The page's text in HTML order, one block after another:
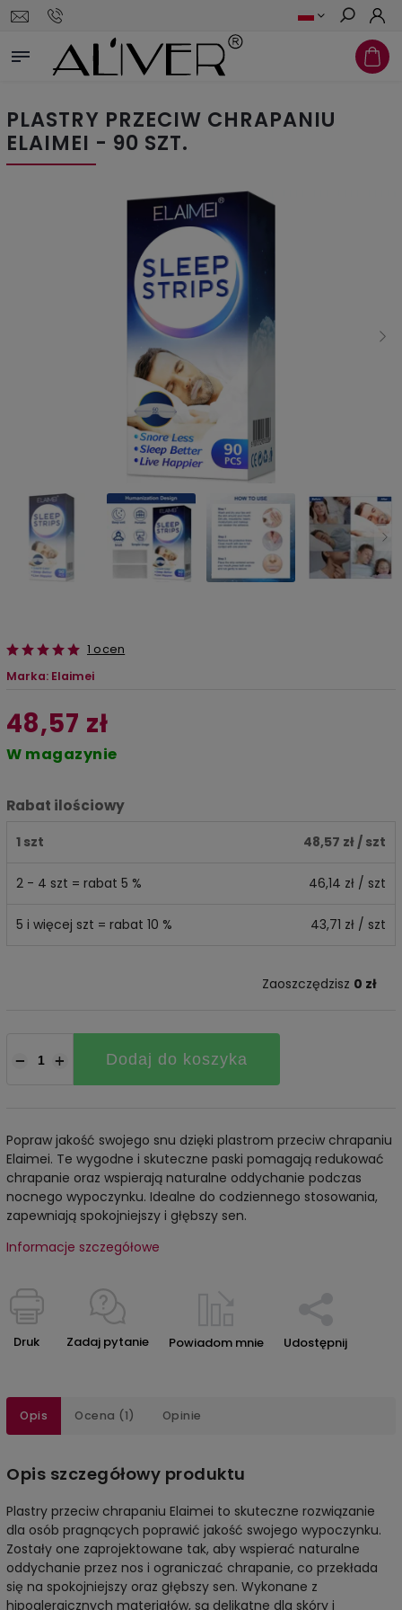
Szukaj
PLASTRY PRZECIW CHRAPANIU
ELAIMEI - 90 SZT.
1 ocen
Marka: Elaimei
48,57 zł
W magazynie
Rabat ilościowy
1 szt 48,57 zł / szt
2 - 4 szt = rabat 5 % 46,14 zł / szt
5 i więcej szt = rabat 10 % 43,71 zł / szt
Zaoszczędzisz 0 zł
+
− Dodaj do koszyka
Popraw jakość swojego snu dzięki plastrom przeciw chrapaniu
Elaimei. Te wygodne i skuteczne paski pomagają redukować
chrapanie oraz wspierają naturalne oddychanie podczas
nocnego wypoczynku. Idealne do codziennego stosowania,
zapewniają spokojniejszy i głębszy sen.
Informacje szczegółowe
Druk Zadaj pytanie Powiadom mnie Udostępnij
Opis Ocena (1) Opinie
Opis szczegółowy produktu
Plastry przeciw chrapaniu Elaimei to skuteczne rozwiązanie
dla osób pragnących poprawić jakość swojego wypoczynku.
Zostały one zaprojektowane tak, aby wspierać naturalne
oddychanie przez nos i ograniczać chrapanie, co przekłada
się na spokojniejszy oraz głębszy sen. Wykonane z
hipoalergicznych materiałów, są delikatne dla skóry i